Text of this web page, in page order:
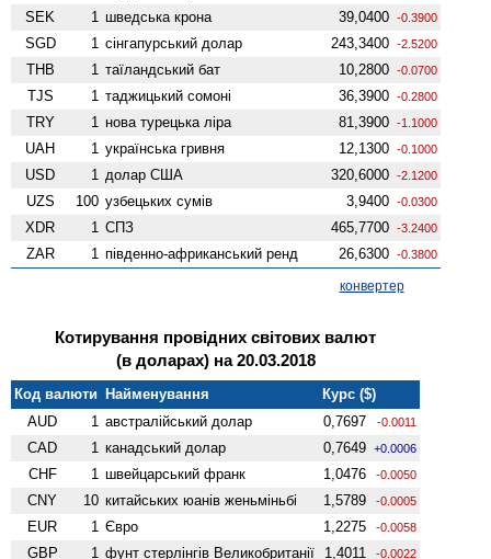
SEK 1 шведська крона 39,0400 -0.3900
SGD 1 сінгапурський долар 243,3400 -2.5200
THB 1 таїландський бат 10,2800 -0.0700
TJS 1 таджицький сомоні 36,3900 -0.2800
TRY 1 нова турецька ліра 81,3900 -1.1000
UAH 1 українська гривня 12,1300 -0.1000
USD 1 долар США 320,6000 -2.1200
UZS 100 узбецьких сумів 3,9400 -0.0300
XDR 1 СПЗ 465,7700 -3.2400
ZAR 1 південно-африканський ренд 26,6300 -0.3800
конвертер
Котирування провідних світових валют
(в доларах) на 20.03.2018
Код валюти Найменування
Курс ($)
AUD
1 австралійський долар 0,7697 -0.0011
CAD 1 канадський долар 0,7649 +0.0006
CHF 1 швейцарський франк 1,0476 -0.0050
CNY 10 китайських юанів женьмiньбi 1,5789 -0.0005
EUR 1 Євро 1,2275 -0.0058
GBP 1 фунт стерлінгів Велико­британії 1,4011 -0.0022